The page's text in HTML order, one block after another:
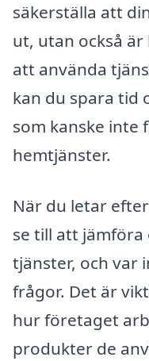
säkerställa att
ut, utan också
att använda
kan du spara tid
som kanske inte
hemtjänster.
När du letar
se till att
tjänster, och var
frågor. Det är
hur företaget
produkter de